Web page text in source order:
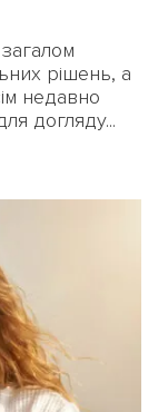
рішень, а
недавно
догляду...